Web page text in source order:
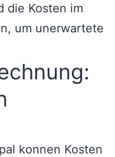
die Kosten im
um unerwartete
konnen Kosten